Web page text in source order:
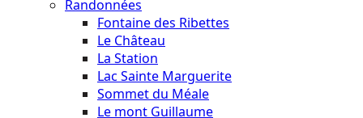
Randonnées
Fontaine des Ribettes
Le Château
La Station
Lac Sainte Marguerite
Sommet du Méale
Le mont Guillaume